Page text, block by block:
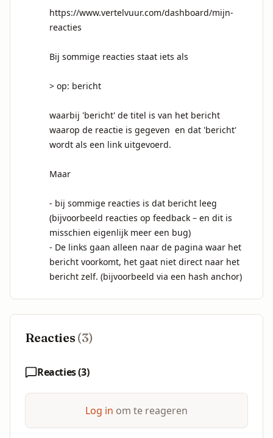
https://www.vertelvuur.com/dashboard/mijn-
reacties
Bij sommige reacties staat iets als
> op: bericht
waarbij 'bericht' de titel is van het bericht
waarop de reactie is gegeven  en dat 'bericht'
wordt als een link uitgevoerd.
Maar
- bij sommige reacties is dat bericht leeg
(bijvoorbeeld reacties op feedback – en dit is
misschien eigenlijk meer een bug)
- De links gaan alleen naar de pagina waar het
bericht voorkomt, het gaat niet direct naar het
bericht zelf. (bijvoorbeeld via een hash anchor)
Reacties (3)
Reacties (3)
Log in om te reageren